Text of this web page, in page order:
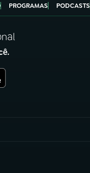
PROGRAMAS PODCASTS